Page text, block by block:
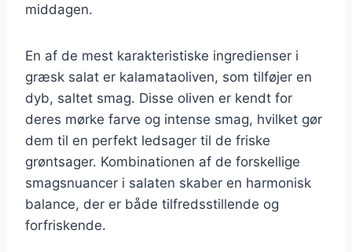
middagen.
En af de mest karakteristiske ingredienser i
græsk salat er kalamataoliven, som tilføjer en
dyb, saltet smag. Disse oliven er kendt for
deres mørke farve og intense smag, hvilket gør
dem til en perfekt ledsager til de friske
grøntsager. Kombinationen af de forskellige
smagsnuancer i salaten skaber en harmonisk
balance, der er både tilfredsstillende og
forfriskende.